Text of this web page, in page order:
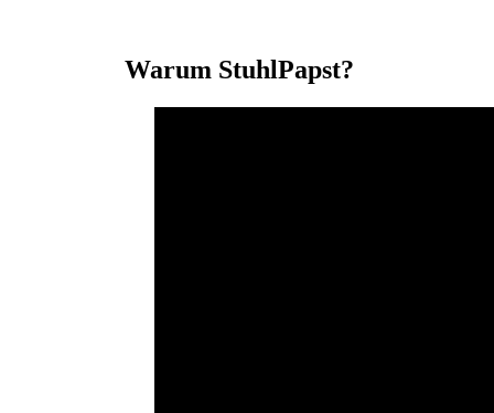
Warum StuhlPapst?